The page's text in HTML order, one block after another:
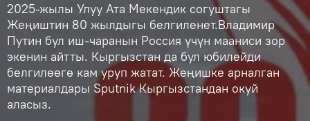
2025-жылы Улуу Ата Мекендик согуштагы
Жеңиштин 80 жылдыгы белгиленет.Владимир
Путин бул иш-чаранын Россия үчүн мааниси зор
экенин айтты. Кыргызстан да бул юбилейди
белгилөөгө кам уруп жатат. Жеңишке арналган
материалдары Sputnik Кыргызстандан окуй
аласыз.